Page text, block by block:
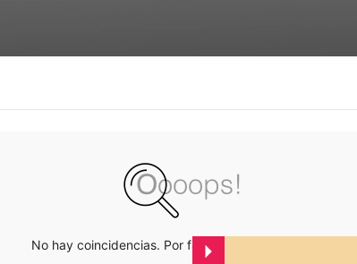
No hay coincidencias. Por favor inténtalo de nuevo.